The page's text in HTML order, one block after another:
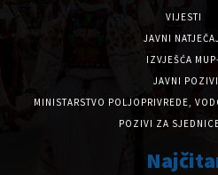
VIJESTI
JAVNI
IZVJEŠĆA
JAVNI POZIVI
MINISTARSTVO POLJOPRIVREDE,
POZIVI ZA